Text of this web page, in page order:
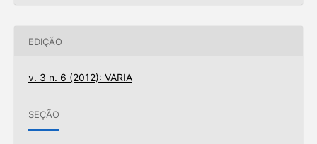
EDIÇÃO
v. 3 n. 6 (2012): VARIA
SEÇÃO